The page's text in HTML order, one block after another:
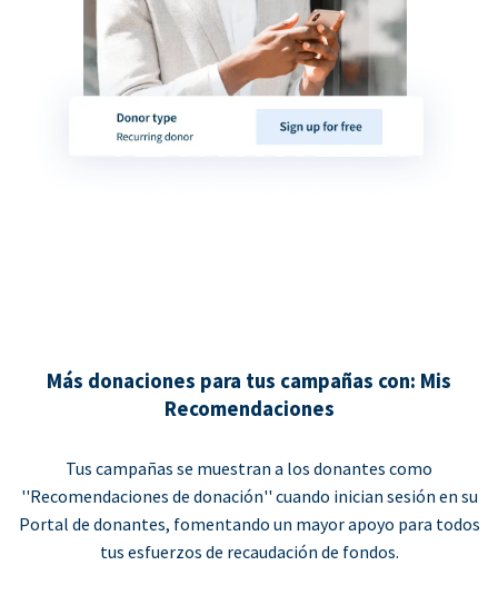
Más donaciones para tus campañas con: Mis
Recomendaciones
Tus campañas se muestran a los donantes como
''Recomendaciones de donación'' cuando inician sesión en su
Portal de donantes, fomentando un mayor apoyo para todos
tus esfuerzos de recaudación de fondos.